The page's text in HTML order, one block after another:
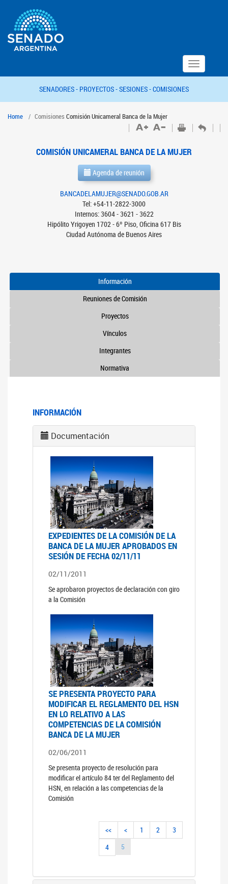
Toggle
navigation
SENADORES - PROYECTOS -SESIONES -COMISIONES
Home Comisiones Comisión Unicameral Banca de la Mujer
COMISIÓN UNICAMERAL BANCA DE LA MUJER
Agenda de reunión
BANCADELAMUJER@SENADO.GOB.AR
Tel: +54-11-2822-3000
Internos: 3604 - 3621 - 3622
Hipólito Yrigoyen 1702 - 6º Piso, Oficina 617 Bis
Ciudad Autónoma de Buenos Aires
Información
Reuniones de Comisión
Proyectos
Vínculos
Integrantes
Normativa
INFORMACIÓN
Documentación
EXPEDIENTES DE LA COMISIÓN DE LA
BANCA DE LA MUJER APROBADOS EN
SESIÓN DE FECHA 02/11/11
02/11/2011
Se aprobaron proyectos de declaración con giro
a la Comisión
SE PRESENTA PROYECTO PARA
MODIFICAR EL REGLAMENTO DEL HSN
EN LO RELATIVO A LAS
COMPETENCIAS DE LA COMISIÓN
BANCA DE LA MUJER
02/06/2011
Se presenta proyecto de resolución para
modificar el artículo 84 ter del Reglamento del
HSN, en relación a las competencias de la
Comisión
<< < 1 2
3
4
5